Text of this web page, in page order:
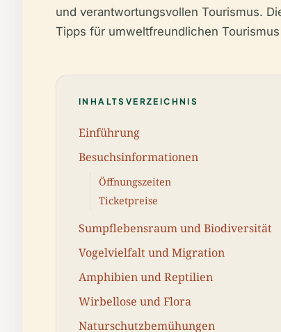
und verantwortungsvollen Tourismus.
Tipps für umweltfreundlichen
INHALTSVERZEICHNIS
Einführung
Besuchsinformationen
Öffnungszeiten
Ticketpreise
Sumpflebensraum und Biodiversität
Vogelvielfalt und Migration
Amphibien und Reptilien
Wirbellose und Flora
Naturschutzbemühungen